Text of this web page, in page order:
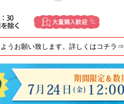
うお願い致します。詳しくはコチラ⇒